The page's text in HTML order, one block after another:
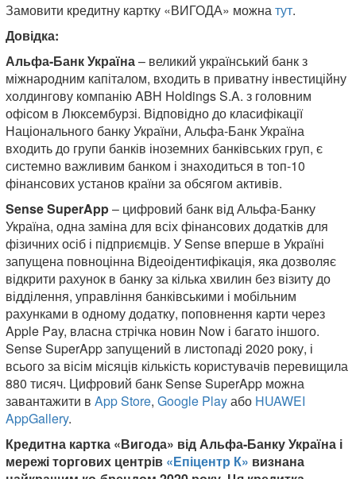
Замовити кредитну картку «ВИГОДА» можнатут.
Довідка:
Альфа-Банк Україна– великий український банк з
міжнародним капіталом, входить в приватну інвестиційну
холдингову компанію ABH Holdings S.A. з головним
офісом в Люксембурзі. Відповідно до класифікації
Національного банку України, Альфа-Банк Україна
входить до групи банків іноземних банківських груп, є
системно важливим банком і знаходиться в топ-10
фінансових установ країни за обсягом активів.
Sense SuperApp– цифровий банк від Альфа-Банку
Україна, одна заміна для всіх фінансових додатків для
фізичних осіб і підприємців. У Sense вперше в Україні
запущена повноцінна Відеоідентифікація, яка дозволяє
відкрити рахунок в банку за кілька хвилин без візиту до
відділення, управління банківськими і мобільним
рахунками в одному додатку, поповнення карти через
Apple Pay, власна стрічка новин Now і багато іншого.
Sense SuperApp запущений в листопаді 2020 року, і
всього за вісім місяців кількість користувачів перевищила
880 тисяч. Цифровий банк Sense SuperApp можна
завантажити в App Store, Google Playабо HUAWEI
AppGallery.
Кредитна картка «Вигода» від Альфа-Банку Україна і
мережі торгових центрів «Епіцентр К» визнана